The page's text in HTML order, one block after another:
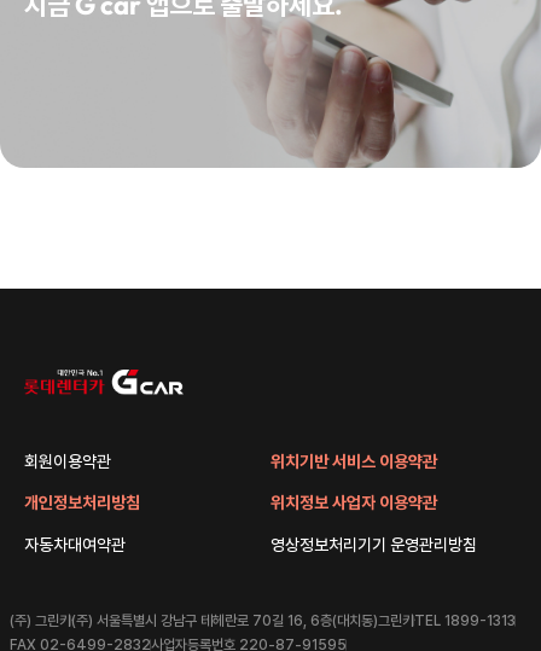
회원이용약관
개인정보처리방침
자동차대여약관
위치기반 서비스 이용약관
위치정보 사업자 이용약관
영상정보처리기기 운영관리방침
(주) 그린카(주) 서울특별시 강남구 테헤란로 70길 16, 6층(대치동)그린카TEL 1899-1313
FAX 02-6499-2832사업자등록번호 220-87-91595